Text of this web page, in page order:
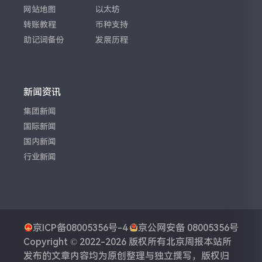
网站地图
转账教程
助记词备份
以太坊
币种支持
发展历程
新闻资讯
集团新闻
国际新闻
国内新闻
行业新闻
京ICP备08005356号-4
京公网安备 08005356号
Copyright © 2022-2026 版权所有北京周报本站所
发布的文章内容均为原创整理与独立撰写，版权归